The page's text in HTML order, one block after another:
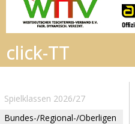
Spielklassen 2026/27
Bundes-/Regional-/Oberligen